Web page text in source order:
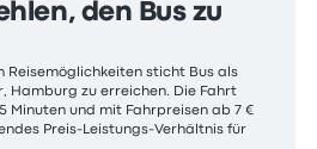
den Bus zu
Reisemöglichkeiten sticht Bus als
Hamburg zu erreichen. Die Fahrt
Minuten und mit Fahrpreisen ab 7 €
Preis-Leistungs-Verhältnis für